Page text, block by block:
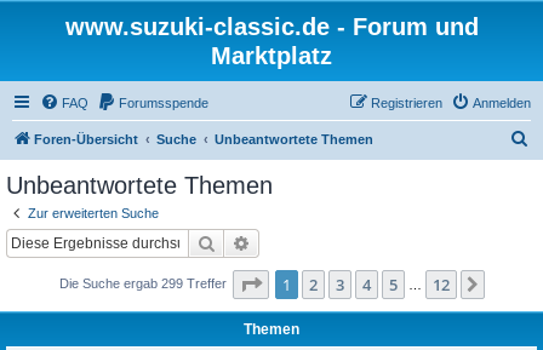
www.suzuki-classic.de - Forum und
Marktplatz
FAQ Forumsspende Anmelden
Registrieren
Foren-Übersicht Suche Unbeantwortete Themen
Unbeantwortete Themen
Zur erweiterten Suche
Suche
Die Suche ergab 299 Treffer Seite 1von 12
1 2 3 4 5 12
Themen